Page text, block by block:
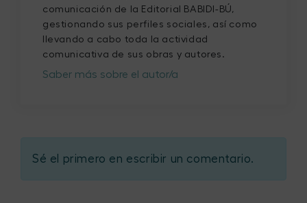
comunicación de la Editorial BABIDI-BÚ,
gestionando sus perfiles sociales, así como
llevando a cabo toda la actividad
comunicativa de sus obras y autores.
Saber más sobre el autor/a
Sé el primero en escribir un comentario.